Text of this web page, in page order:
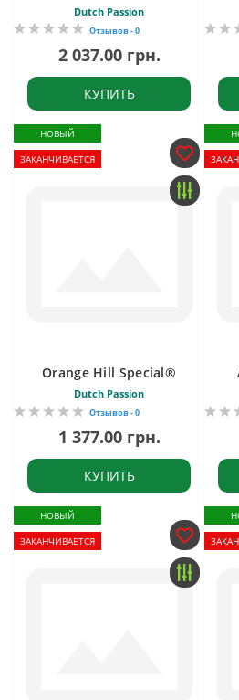
Dutch Passion
Отзывов - 0
2 037.00 грн.
КУПИТЬ
НОВЫЙ
ЗАКАНЧИВАЕТСЯ
Orange Hill Special®
Dutch Passion
Отзывов - 0
1 377.00 грн.
КУПИТЬ
НОВЫЙ
ЗАКАНЧИВАЕТСЯ